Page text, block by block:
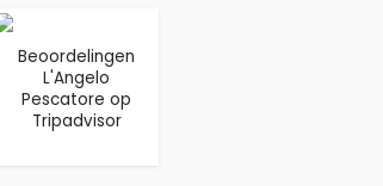
Beoordelingen
L'Angelo
Pescatore op
Tripadvisor